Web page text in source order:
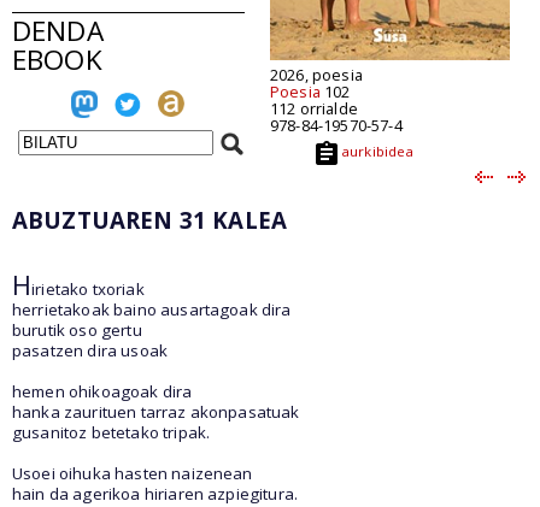
DENDA
EBOOK 2026, poesia
Poesia 102
112 orrialde
978-84-19570-57-4
aurkibidea
ABUZTUAREN 31 KALEA
Hirietako txoriak
herrietakoak baino ausartagoak dira
burutik oso gertu
pasatzen dira usoak
hemen ohikoagoak dira
hanka zaurituen tarraz akonpasatuak
gusanitoz betetako tripak.
Usoei oihuka hasten naizenean
hain da agerikoa hiriaren azpiegitura.